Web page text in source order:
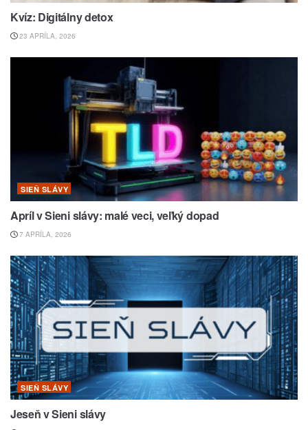
Kvíz: Digitálny detox
23 APRÍLA, 2026
SIEŇ SLÁVY
Apríl v Sieni slávy: malé veci, veľký dopad
7 APRÍLA, 2026
SIEŇ SLÁVY
Jeseň v Sieni slávy